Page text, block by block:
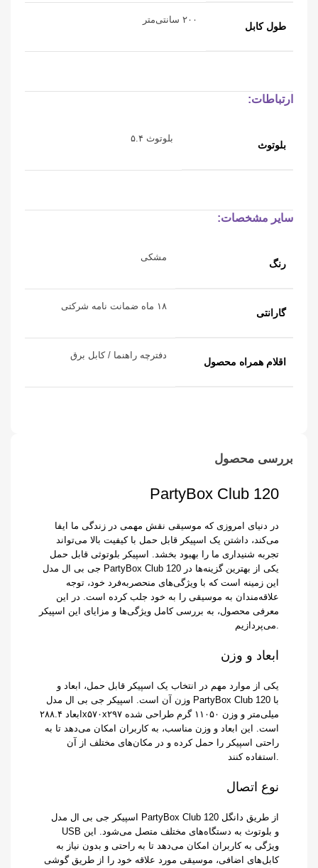
طول کابل
۲۰۰ سانتی‌متر
ارتباطات:
بلوتوث
بلوتوث ۵.۴
سایر مشخصات:
رنگ
مشکی
گارانتی
۱۸ ماه ضمانت نامه شرکتی
اقلام همراه محصول
دفترچه راهنما / کابل برق
بررسی محصول
PartyBox Club 120
در دنیای امروزی که موسیقی نقش مهمی در زندگی ما ایفا
می‌کند، داشتن یک اسپیکر قابل حمل با کیفیت بالا می‌تواند
تجربه شنیداری ما را بهبود بخشد. اسپیکر بلوتوثی قابل حمل
جی بی ال مدل PartyBox Club 120 یکی از بهترین گزینه‌ها در
این زمینه است که با ویژگی‌های منحصربه‌فرد خود، توجه
علاقه‌مندان به موسیقی را به خود جلب کرده است. در این
معرفی محصول، به بررسی کامل ویژگی‌ها و مزایای این اسپیکر
می‌پردازیم.
ابعاد و وزن
یکی از موارد مهم در انتخاب یک اسپیکر قابل حمل، ابعاد و
وزن آن است. اسپیکر جی بی ال مدل PartyBox Club 120 با
ابعاد ۲۸۸.۴x۵۷۰x۲۹۷ میلی‌متر و وزن ۱۱۰۵۰ گرم طراحی شده
است. این ابعاد و وزن مناسب، به کاربران امکان می‌دهد تا به
راحتی اسپیکر را حمل کرده و در مکان‌های مختلف از آن
استفاده کنند.
نوع اتصال
اسپیکر جی بی ال مدل PartyBox Club 120 از طریق دانگل
USB و بلوتوث به دستگاه‌های مختلف متصل می‌شود. این
ویژگی به کاربران امکان می‌دهد تا به راحتی و بدون نیاز به
کابل‌های اضافی، موسیقی مورد علاقه خود را از طریق گوشی